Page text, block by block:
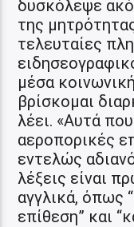
δυσκόλεψε
της
τελευταίες
μέσα
βρίσκομαι
λέει. «Αυτά
αεροπορικές
εντελώς
λέξεις είναι
αγγλικά, όπως
επίθεση” και